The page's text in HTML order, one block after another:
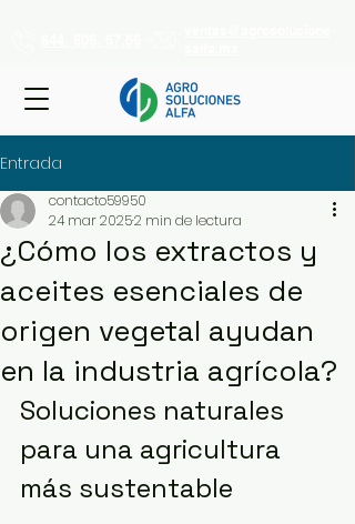
Entrada
¿Cómo los extractos y
aceites esenciales de
origen vegetal ayudan
en la industria agrícola?
contacto59950
24 mar 20252 min de lectura
Soluciones naturales
para una agricultura
más sustentable